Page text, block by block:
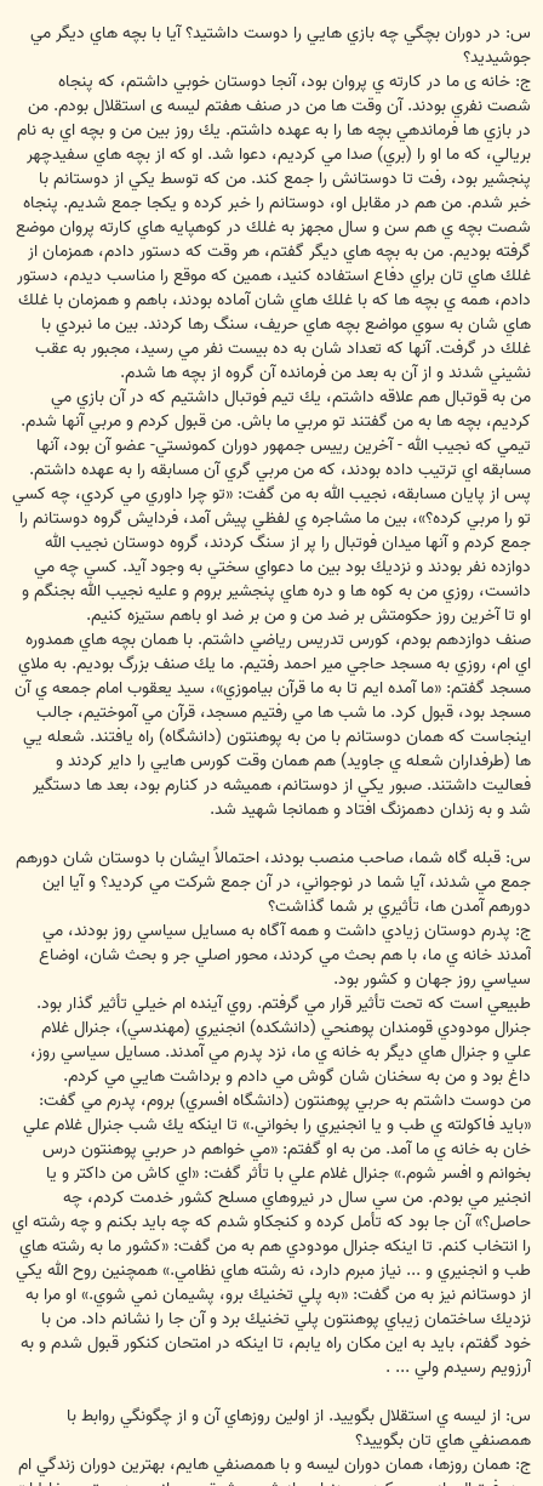
س: در دوران بچگي چه بازي هايي را دوست داشتيد؟ آيا با بچه هاي ديگر مي
جوشيديد؟
ج: خانه ی ما در كارته ي پروان بود، آنجا دوستان خوبي داشتم، كه پنجاه
شصت نفري بودند. آن وقت ها من در صنف هفتم ليسه ی استقلال بودم. من
در بازي ها فرماندهي بچه ها را به عهده داشتم. يك روز بين من و بچه اي به نام
بريالي، كه ما او را (بري) صدا مي كرديم، دعوا شد. او كه از بچه هاي سفيدچهر
پنجشير بود، رفت تا دوستانش را جمع كند. من كه توسط يكي از دوستانم با
خبر شدم. من هم در مقابل او، دوستانم را خبر كرده و يكجا جمع شديم. پنجاه
شصت بچه ي هم سن و سال مجهز به غلك در كوهپايه هاي كارته پروان موضع
گرفته بوديم. من به بچه هاي ديگر گفتم، هر وقت كه دستور دادم، همزمان از
غلك هاي تان براي دفاع استفاده كنيد، همين كه موقع را مناسب ديدم، دستور
دادم، همه ي بچه ها كه با غلك هاي شان آماده بودند، باهم و همزمان با غلك
هاي شان به سوي مواضع بچه هاي حريف، سنگ رها كردند. بين ما نبردي با
غلك در گرفت. آنها كه تعداد شان به ده بيست نفر مي رسيد، مجبور به عقب
نشيني شدند و از آن به بعد من فرمانده آن گروه از بچه ها شدم.
من به قوتبال هم علاقه داشتم، يك تيم فوتبال داشتيم كه در آن بازي مي
كرديم، بچه ها به من گفتند تو مربي ما باش. من قبول كردم و مربي آنها شدم.
تيمي كه نجيب الله - آخرين رييس جمهور دوران كمونستي- عضو آن بود، آنها
مسابقه اي ترتيب داده بودند، كه من مربي گري آن مسابقه را به عهده داشتم.
پس از پايان مسابقه، نجيب الله به من گفت: «تو چرا داوري مي كردي، چه كسي
تو را مربي كرده؟»، بين ما مشاجره ي لفظي پيش آمد، فردايش گروه دوستانم را
جمع كردم و آنها ميدان فوتبال را پر از سنگ كردند، گروه دوستان نجيب الله
دوازده نفر بودند و نزديك بود بين ما دعواي سختي به وجود آيد. كسي چه مي
دانست، روزي من به كوه ها و دره هاي پنجشير بروم و عليه نجيب الله بجنگم و
او تا آخرين روز حكومتش بر ضد من و من بر ضد او باهم ستيزه كنيم.
صنف دوازدهم بودم، كورس تدريس رياضي داشتم. با همان بچه هاي همدوره
اي ام، روزي به مسجد حاجي مير احمد رفتيم. ما يك صنف بزرگ بوديم. به ملاي
مسجد گفتم: «ما آمده ايم تا به ما قرآن بياموزي»، سيد يعقوب امام جمعه ي آن
مسجد بود، قبول كرد. ما شب ها مي رفتيم مسجد، قرآن مي آموختيم، جالب
اينجاست كه همان دوستانم با من به پوهنتون (دانشگاه) راه يافتند. شعله يي
ها (طرفداران شعله ي جاويد) هم همان وقت كورس هايي را داير كردند و
فعاليت داشتند. صبور يكي از دوستانم، هميشه در كنارم بود، بعد ها دستگير
شد و به زندان دهمزنگ افتاد و همانجا شهيد شد.
س: قبله گاه شما، صاحب منصب بودند، احتمالاً ايشان با دوستان شان دورهم
جمع مي شدند، آيا شما در نوجواني، در آن جمع شركت مي كرديد؟ و آيا اين
دورهم آمدن ها، تأثيري بر شما گذاشت؟
ج: پدرم دوستان زيادي داشت و همه آگاه به مسايل سياسي روز بودند، مي
آمدند خانه ي ما، با هم بحث مي كردند، محور اصلي جر و بحث شان، اوضاع
سياسي روز جهان و كشور بود.
طبيعي است كه تحت تأثير قرار مي گرفتم. روي آينده ام خيلي تأثير گذار بود.
جنرال مودودي قومندان پوهنحي (دانشكده) انجنيري (مهندسي)، جنرال غلام
علي و جنرال هاي ديگر به خانه ي ما، نزد پدرم مي آمدند. مسايل سياسي روز،
داغ بود و من به سخنان شان گوش مي دادم و برداشت هايي مي كردم.
من دوست داشتم به حربي پوهنتون (دانشگاه افسري) بروم، پدرم مي گفت:
«بايد فاكولته ي طب و يا انجنيري را بخواني.» تا اينكه يك شب جنرال غلام علي
خان به خانه ي ما آمد. من به او گفتم: «مي خواهم در حربي پوهنتون درس
بخوانم و افسر شوم.» جنرال غلام علي با تأثر گفت: «اي كاش من داكتر و يا
انجنير مي بودم. من سي سال در نيروهاي مسلح كشور خدمت كردم، چه
حاصل؟» آن جا بود كه تأمل كرده و كنجكاو شدم كه چه بايد بكنم و چه رشته اي
را انتخاب كنم. تا اينكه جنرال مودودي هم به من گفت: «كشور ما به رشته هاي
طب و انجنيري و ... نیاز مبرم دارد، نه رشته هاي نظامي.» همچنين روح الله يكي
از دوستانم نيز به من گفت: «به پلي تخنيك برو، پشيمان نمي شوي.» او مرا به
نزديك ساختمان زيباي پوهنتون پلي تخنيك برد و آن جا را نشانم داد. من با
خود گفتم، بايد به اين مكان راه يابم، تا اينكه در امتحان كنكور قبول شدم و به
آرزويم رسيدم ولي ... .
س: از ليسه ي استقلال بگوييد. از اولين روزهاي آن و از چگونگي روابط با
همصنفي هاي تان بگوييد؟
ج: همان روزها، همان دوران ليسه و با همصنفي هايم، بهترين دوران زندگي ام